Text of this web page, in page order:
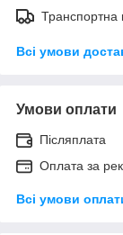
Транспортна
Всі умови
Умови оплати
Післяплата
Оплата за
Всі умови